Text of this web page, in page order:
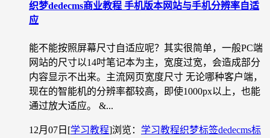
织梦dedecms商业教程 手机版本网站与手机分辨率自适
应
能不能按照屏幕尺寸自适应呢？其实很简单，一般PC端
网站的尺寸以14吋笔记本为主，宽度过宽，会造成部分
内容显示不出来。主流网页宽度尺寸 无论哪种客户端，
现在的智能机的分辨率都较高，即使1000px以上，也能
通过放大适应。 &...
12月07日 [学习教程]浏览： 学习教程织梦标签dedecms标